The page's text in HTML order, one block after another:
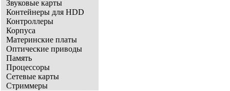
Звуковые карты
Контейнеры для HDD
Контроллеры
Корпуса
Материнские платы
Оптические приводы
Память
Процессоры
Сетевые карты
Стриммеры